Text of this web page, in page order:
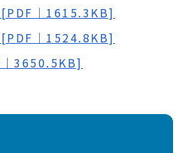
｜1615.3KB]
｜1524.8KB]
3650.5KB]